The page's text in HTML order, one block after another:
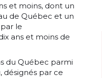
et moins, dont un
de Québec et un
le
ans et moins de
du Québec parmi
désignés par ce